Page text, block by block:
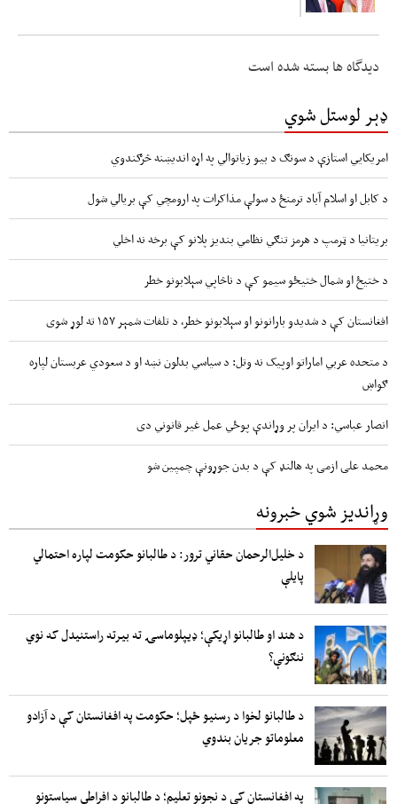
دیدگاه ها بسته شده است
ډېر لوستل شوي
امریکايي استازې د سونګ د بیو زیاتوالي په اړه اندیښنه څرګندوي
د کابل او اسلام آباد ترمنځ د سولې مذاکرات په ارومچي کې بريالي شول
بریتانیا د ټرمپ د هرمز تنګي نظامي بندیز پلانو کې برخه نه اخلي
د ختیځ او شمال ختیځو سیمو کې د ناڅاپي سېلابونو خطر
افغانستان کې د شدیدو بارانونو او سېلابونو خطر، د تلفات شمېر ۱۵۷ ته لوړ شوی
د متحده عربي اماراتو اوپیک نه وتل: د سیاسي بدلون نښه او د سعودي عربستان لپاره
ګواښ
انصار عباسي: د ایران پر وړاندې پوځي عمل غیر قانوني دی
محمد علی ازمی په هالنډ کې د بدن جوړونې چمپین شو
وړاندیز شوي خبرونه
د خلیل‌الرحمان حقاني ترور: د طالبانو حکومت لپاره احتمالي
پایلې
د هند او طالبانو اړیکې؛ ډیپلوماسۍ ته بیرته راستنیدل که نوي
ننګونې؟
د طالبانو لخوا د رسنیو ځپل؛ حکومت په افغانستان کې د آزادو
معلوماتو جریان بندوي
په افغانستان کې د نجونو تعلیم؛ د طالبانو د افراطي سیاستونو